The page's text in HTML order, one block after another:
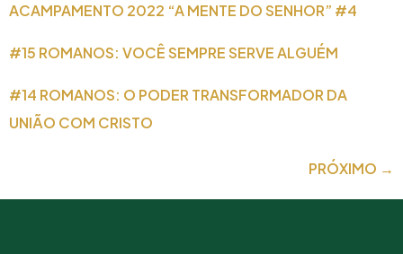
ACAMPAMENTO 2022 “A MENTE DO SENHOR” #4
#15 ROMANOS: VOCÊ SEMPRE SERVE ALGUÉM
#14 ROMANOS: O PODER TRANSFORMADOR DA
UNIÃO COM CRISTO
PRÓXIMO →